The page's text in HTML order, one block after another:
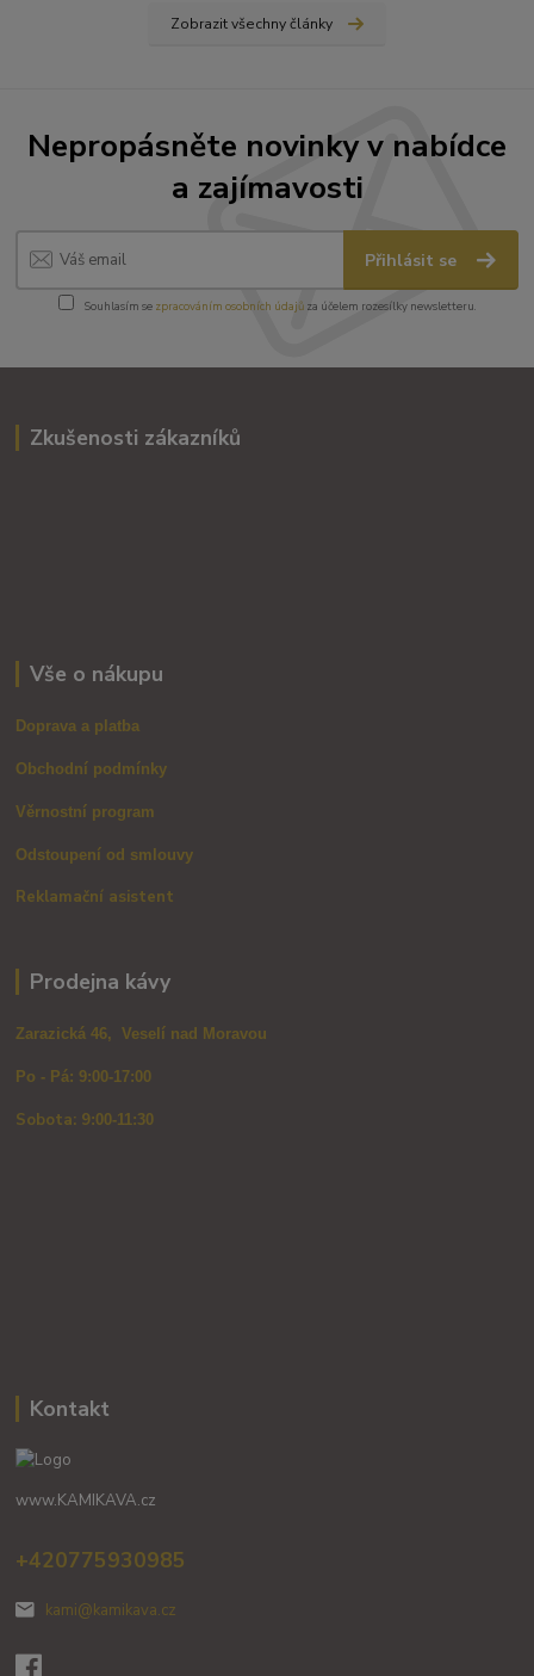
Zobrazit všechny články
Nepropásněte novinky v nabídce
a zajímavosti
Přihlásit se
Souhlasím se zpracováním osobních údajůza účelem rozesílky newsletteru.
Zkušenosti zákazníků
Vše o nákupu
Doprava a platba
Obchodní podmínky
Věrnostní program
Odstoupení od smlouvy
Reklamační asistent
Prodejna kávy
Zarazická 46, Veselí nad Moravou
Po - Pá: 9:00-17:00
Sobota: 9:00-11:30
Kontakt
www.KAMIKAVA.cz
+420775930985
kami@kamikava.cz